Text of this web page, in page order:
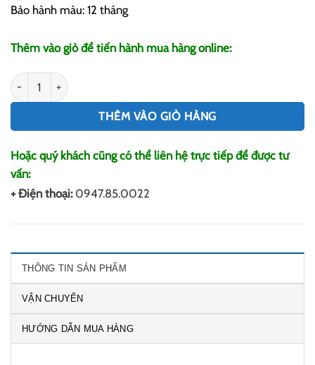
Bảo hành màu: 12 tháng
Thêm vào giỏ để tiến hành mua hàng online:
In Poster Theo Yêu Cầu số lượng
THÊM VÀO GIỎ HÀNG
Hoặc quý khách cũng có thể liên hệ trực tiếp để được tư
vấn:
+ Điện thoại: 0947.85.0022
THÔNG TIN SẢN PHẨM
VẬN CHUYỂN
HƯỚNG DẪN MUA HÀNG